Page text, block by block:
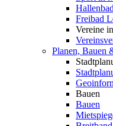
Freibad
Vereine
Planen, Bauen
Bauen
Bauen